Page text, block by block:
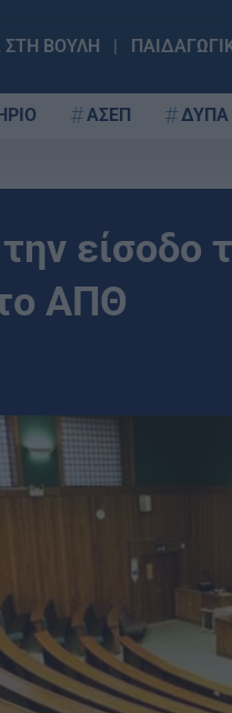
ΣΤΗ ΒΟΥΛΗ
ΑΣΕΠ ΔΥΠΑ
είσοδο
ΑΠΘ